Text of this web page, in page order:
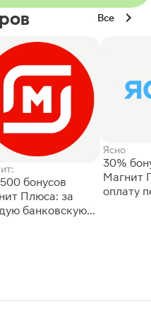
Все
бонусов
Плюса: за
банковскую
Ясно
30%
Магнит
оплату